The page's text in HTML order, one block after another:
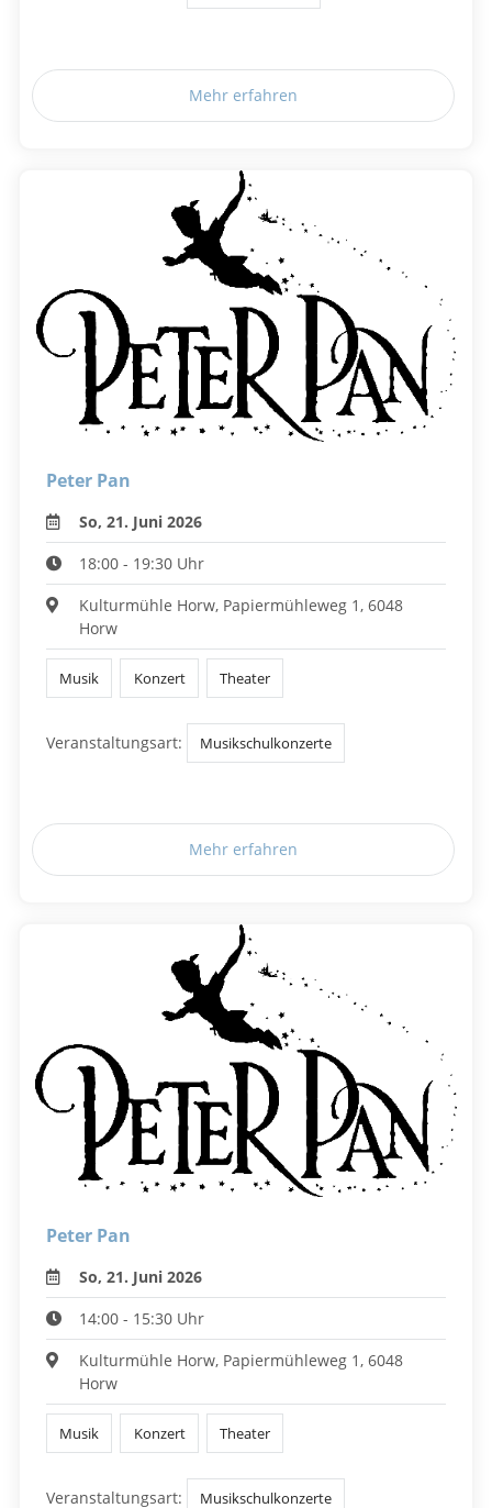
Mehr erfahren
Peter Pan
So, 21. Juni 2026
18:00 - 19:30 Uhr
Kulturmühle Horw, Papiermühleweg 1, 6048
Horw
Musik Konzert Theater
Veranstaltungsart: Musikschulkonzerte
Mehr erfahren
Peter Pan
So, 21. Juni 2026
14:00 - 15:30 Uhr
Kulturmühle Horw, Papiermühleweg 1, 6048
Horw
Musik Konzert Theater
Veranstaltungsart: Musikschulkonzerte